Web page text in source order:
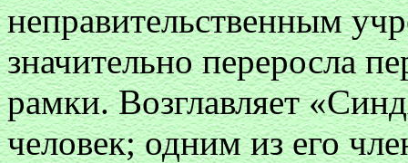
неправительственным
значительно переросла
рамки. Возглавляет
человек; одним из его